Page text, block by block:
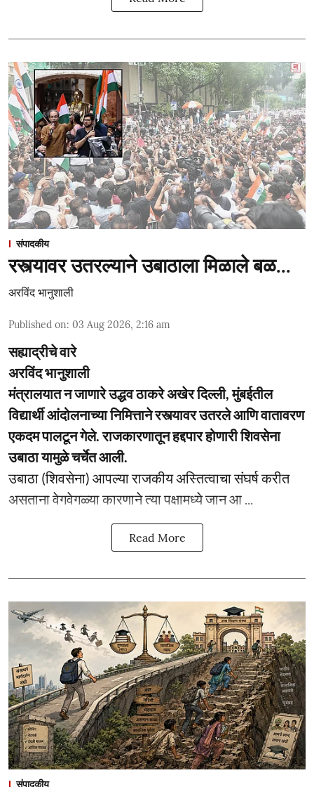
संपादकीय
रस्त्यावर उतरल्याने उबाठाला मिळाले बळ...
अरविंद भानुशाली
Published on: 03 Aug 2026, 2:16 am
सह्याद्रीचे वारे
अरविंद भानुशाली
मंत्रालयात न जाणारे उद्धव ठाकरे अखेर दिल्ली, मुंबईतील
विद्यार्थी आंदोलनाच्या निमित्ताने रस्त्यावर उतरले आणि वातावरण
एकदम पालटून गेले. राजकारणातून हद्दपार होणारी शिवसेना
उबाठा यामुळे चर्चेत आली.
उबाठा (शिवसेना) आपल्या राजकीय अस्तित्वाचा संघर्ष करीत
असताना वेगवेगळ्या कारणाने त्या पक्षामध्ये जान आ ...
Read More
संपादकीय